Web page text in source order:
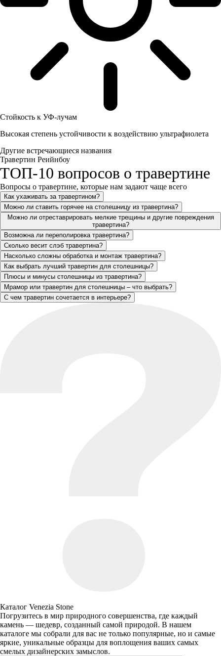
Стойкость к УФ-лучам
Высокая степень устойчивости к воздействию ультрафиолета
Другие встречающиеся названия
Травертин Реийнбоу
ТОП-10 вопросов о травертине
Вопросы о травертине, которые нам задают чаще всего
Как ухаживать за травертином?
Можно ли ставить горячее на столешницу из травертина?
Можно ли отреставрировать мелкие трещины и другие повреждения
травертина?
Возможна ли переполировка травертина?
Сколько весит слэб травертина?
Насколько сложны обработка и монтаж травертина?
Как выбрать лучший травертин для столешницы?
Плюсы и минусы столешницы из травертина?
Мрамор или травертин для столешницы – что выбрать?
С чем травертин сочетается в интерьере?
Каталог Venezia Stone
Погрузитесь в мир природного совершенства, где каждый
камень — шедевр, созданный самой природой. В нашем
каталоге мы собрали для вас не только популярные, но и самые
яркие, уникальные образцы для воплощения ваших самых
смелых дизайнерских замыслов.